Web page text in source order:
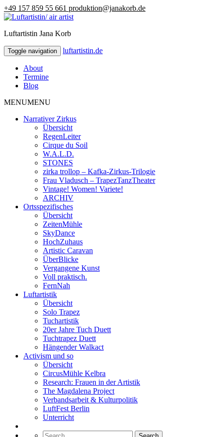
+49 157 859 55 661 produktion@janakorb.de
luftartistin.de
Luftartistin Jana Korb
Toggle navigation luftartistin.de
About
Termine
Blog
MENUMENU
Narrativer Zirkus
Übersicht
RegenLeiter
Cirque du Soil
W.A.L.D.
STONES
zirka trollop – Kafka-Zirkus-Trilogie
Frau Vladusch – TrapezTanzTheater
Vintage! Women! Variete!
ARCHIV
Ortsspezifisches
Übersicht
ZeitenMühle
SkyDance
HochZuhaus
Artistic Caravan
ÜberBlicke
Vergangene Kunst
Voll praktisch.
FernNah
Luftartistik
Übersicht
Solo Trapez
Tuchartistik
20er Jahre Tuch Duett
Tuchtrapez Duett
Hängender Walkact
Activism und so
Übersicht
CircusMühle Kelbra
Research: Frauen in der Artistik
The Magdalena Project
Verbandsarbeit & Kulturpolitik
LuftFest Berlin
Unterricht